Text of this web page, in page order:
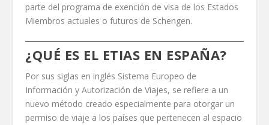
parte del programa de exención de visa de los Estados
Miembros actuales o futuros de Schengen.
¿QUÉ ES EL ETIAS EN ESPAÑA?
Por sus siglas en inglés Sistema Europeo de
Información y Autorización de Viajes, se refiere a un
nuevo método creado especialmente para otorgar un
permiso de viaje a los países que pertenecen al espacio